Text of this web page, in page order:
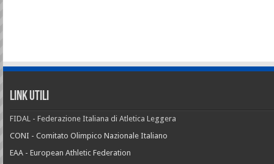
Link Utili
FIDAL - Federazione Italiana di Atletica Leggera
CONI - Comitato Olimpico Nazionale Italiano
EAA - European Athletic Federation